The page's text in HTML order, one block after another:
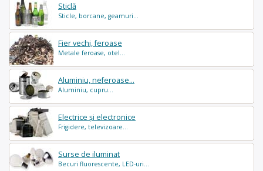
Sticlă
Sticle, borcane, geamuri...
Fier vechi, feroase
Metale feroase, otel...
Aluminiu, neferoase...
Aluminiu, cupru...
Electrice și electronice
Frigidere, televizoare...
Surse de iluminat
Becuri fluorescente, LED-uri...